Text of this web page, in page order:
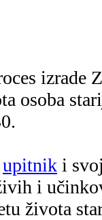
izrade
osoba
upitnik i
i
života